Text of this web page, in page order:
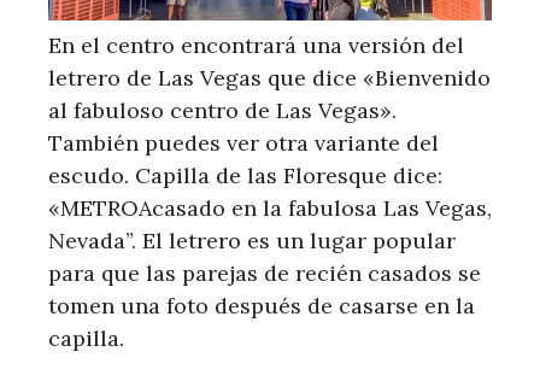
En el centro encontrará una versión del
letrero de Las Vegas que dice «Bienvenido
al fabuloso centro de Las Vegas».
También puedes ver otra variante del
escudo. Capilla de las Floresque dice:
«METROAcasado en la fabulosa Las Vegas,
Nevada”. El letrero es un lugar popular
para que las parejas de recién casados ​​se
tomen una foto después de casarse en la
capilla.